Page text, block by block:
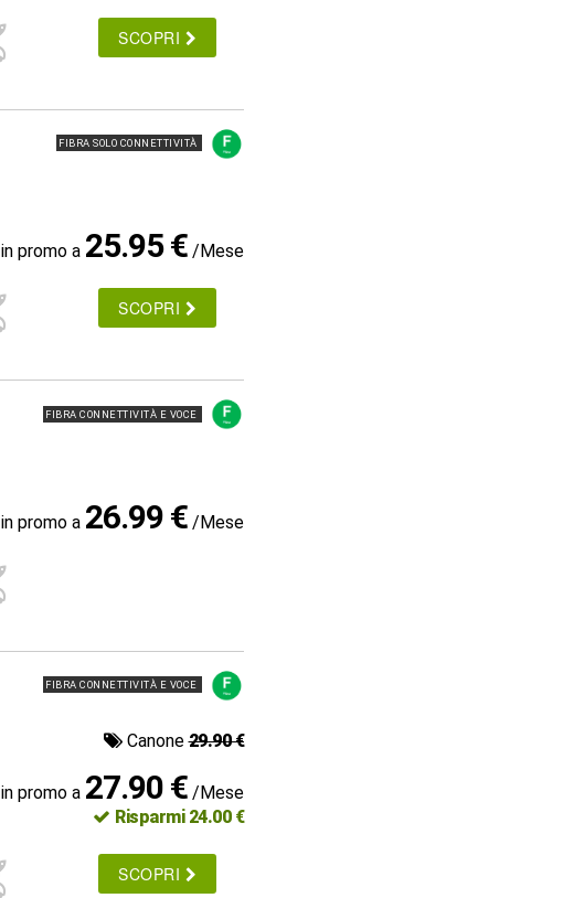
SCOPRI
FIBRA SOLO CONNETTIVITÀ
in promo a 25.95 € /Mese
SCOPRI
FIBRA CONNETTIVITÀ E VOCE
in promo a 26.99 € /Mese
FIBRA CONNETTIVITÀ E VOCE
Canone29.90 €
in promo a 27.90 € /Mese
Risparmi 24.00 €
SCOPRI